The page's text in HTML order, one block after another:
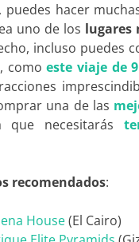
puedes hacer
uno de los lugares
incluso puedes
comoeste viaje de
una de las
que necesitarás
recomendados:
House(El Cairo)